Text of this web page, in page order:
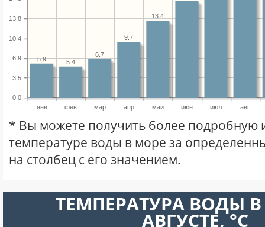
янв фев мар апр май июн июл авг
0.0
3.5
6.9
10.4
13.8 13.4
9.7
6.7
5.4
5.9
* Вы можете получить более
температуре воды в море за
на столбец с его значением.
ТЕМПЕРАТУРА ВОДЫ
АВГУСТЕ, °C